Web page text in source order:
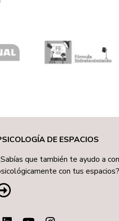
DE ESPACIOS
que también te ayudo a
con tus espacios?